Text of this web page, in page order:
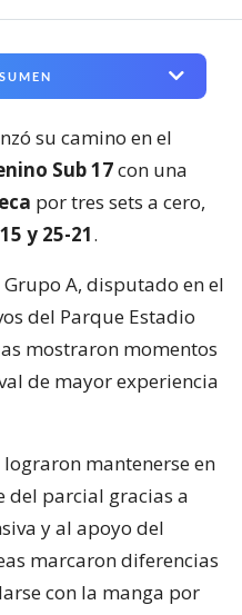
su camino en el
Sub 17con una
por tres sets a cero,
y 25-21.
A, disputado en el
del Parque Estadio
mostraron momentos
de mayor experiencia
mantenerse en
del parcial gracias a
y al apoyo del
marcaron diferencias
con la manga por